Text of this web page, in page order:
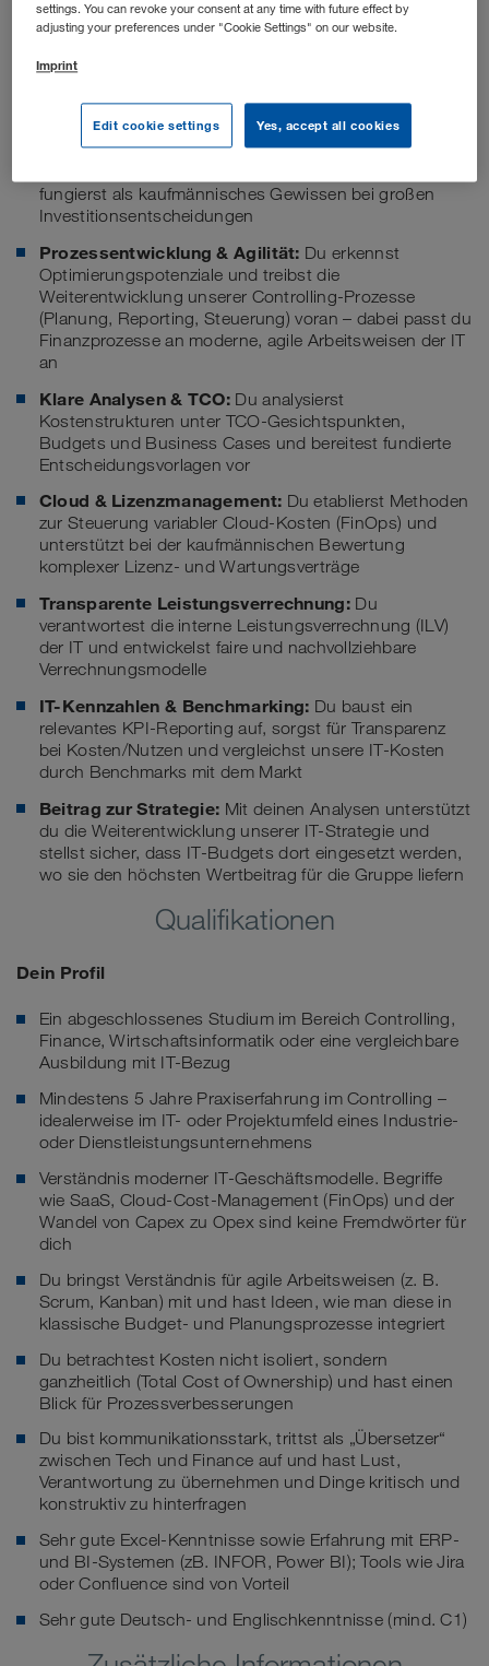
Deine Aufgaben
Business Partneringfür den CIO:Du begleitest die
fungierst als kaufmännisches Gewissen bei großen
Investitionsentscheidungen
Prozessentwicklung & Agilität: Du erkennst
Optimierungspotenziale und treibst die
Weiterentwicklung unserer Controlling-Prozesse
(Planung, Reporting, Steuerung) voran – dabei passt du
Finanzprozesse an moderne, agile Arbeitsweisen der IT
an
Klare Analysen & TCO: Du analysierst
Kostenstrukturen unter TCO-Gesichtspunkten,
Budgets und Business Cases und bereitest fundierte
Entscheidungsvorlagen vor
Cloud & Lizenzmanagement: Du etablierst Methoden
zur Steuerung variabler Cloud-Kosten (FinOps) und
unterstützt bei der kaufmännischen Bewertung
komplexer Lizenz- und Wartungsverträge
Transparente Leistungsverrechnung: Du
verantwortest die interne Leistungsverrechnung (ILV)
der IT und entwickelst faire und nachvollziehbare
Verrechnungsmodelle
IT-Kennzahlen & Benchmarking: Du baust ein
relevantes KPI-Reporting auf, sorgst für Transparenz
bei Kosten/Nutzen und vergleichst unsere IT-Kosten
durch Benchmarks mit dem Markt
Beitrag zur Strategie: Mit deinen Analysen unterstützt
du die Weiterentwicklung unserer IT-Strategie und
stellst sicher, dass IT-Budgets dort eingesetzt werden,
wo sie den höchsten Wertbeitrag für die Gruppe liefern
Qualifikationen
Dein Profil
Ein abgeschlossenes Studium im Bereich Controlling,
Finance, Wirtschaftsinformatik oder eine vergleichbare
Ausbildung mit IT-Bezug
Mindestens 5 Jahre Praxiserfahrung im Controlling –
idealerweise im IT- oder Projektumfeld eines Industrie-
oder Dienstleistungsunternehmens
Verständnis moderner IT-Geschäftsmodelle. Begriffe
wie SaaS, Cloud-Cost-Management (FinOps) und der
Wandel von Capex zu Opex sind keine Fremdwörter für
dich
Du bringst Verständnis für agile Arbeitsweisen (z. B.
Scrum, Kanban) mit und hast Ideen, wie man diese in
klassische Budget- und Planungsprozesse integriert
Du betrachtest Kosten nicht isoliert, sondern
ganzheitlich (Total Cost of Ownership) und hast einen
Blick für Prozessverbesserungen
Du bist kommunikationsstark, trittst als „Übersetzer“
zwischen Tech und Finance auf und hast Lust,
Verantwortung zu übernehmen und Dinge kritisch und
konstruktiv zu hinterfragen
Sehr gute Excel-Kenntnisse sowie Erfahrung mit ERP-
und BI-Systemen (zB. INFOR, Power BI); Tools wie Jira
oder Confluence sind von Vorteil
Sehr gute Deutsch- und Englischkenntnisse (mind. C1)
settings. You can revoke your consent at any time with future effect by
adjusting your preferences under "Cookie Settings" on our website.
Imprint
Edit cookie settings Yes, accept all cookies